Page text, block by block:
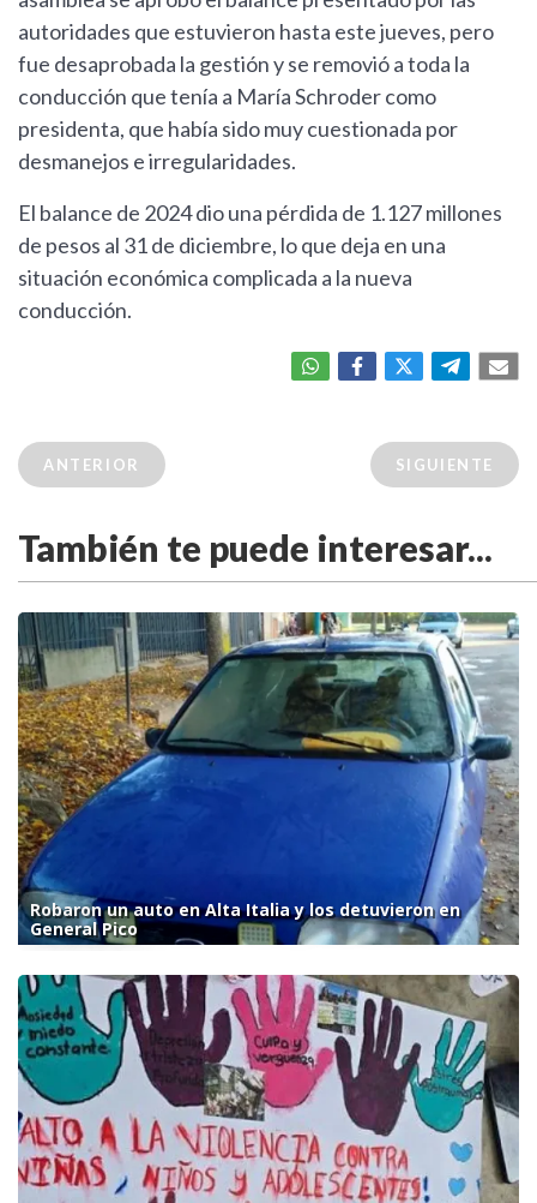
autoridades que estuvieron hasta este jueves, pero
fue desaprobada la gestión y se removió a toda la
conducción que tenía a María Schroder como
presidenta, que había sido muy cuestionada por
desmanejos e irregularidades.
El balance de 2024 dio una pérdida de 1.127 millones
de pesos al 31 de diciembre, lo que deja en una
situación económica complicada a la nueva
conducción.
ANTERIOR SIGUIENTE
También te puede interesar...
Robaron un auto en Alta Italia y los detuvieron en
General Pico